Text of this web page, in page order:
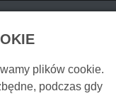
plików cookie.
podczas gdy